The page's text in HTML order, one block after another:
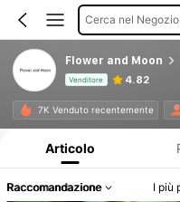
Cerca nel Negozio
Flower and Moon
Venditore 4.82
7K Venduto recentemente
Articolo
Raccomandazione I più